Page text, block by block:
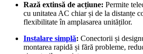
Rază extinsă de acțiune: Permite
cu unitatea AC chiar și de la distanțe
flexibilitate în amplasarea unităților.
Instalare simplă: Conectorii și
montarea rapidă și fără probleme,